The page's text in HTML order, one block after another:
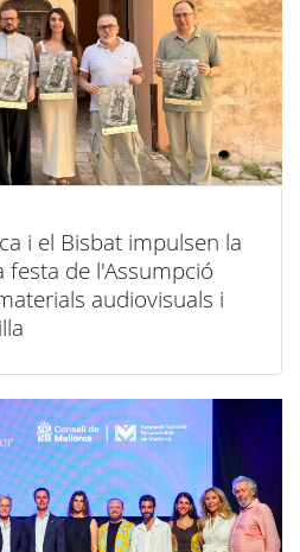
i el Bisbat impulsen la
de l'Assumpció
audiovisuals i